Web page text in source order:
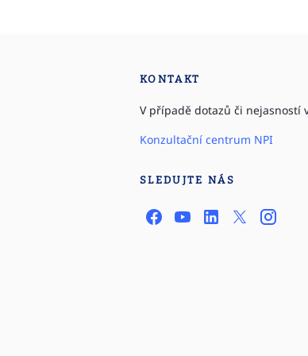
KONTAKT
V případě dotazů či nejasností
Konzultační centrum NPI
SLEDUJTE NÁS